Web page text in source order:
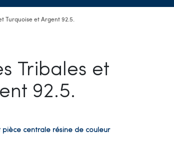
Turquoise et Argent 92.5.
Tribales et
92.5.
pièce centrale résine de couleur